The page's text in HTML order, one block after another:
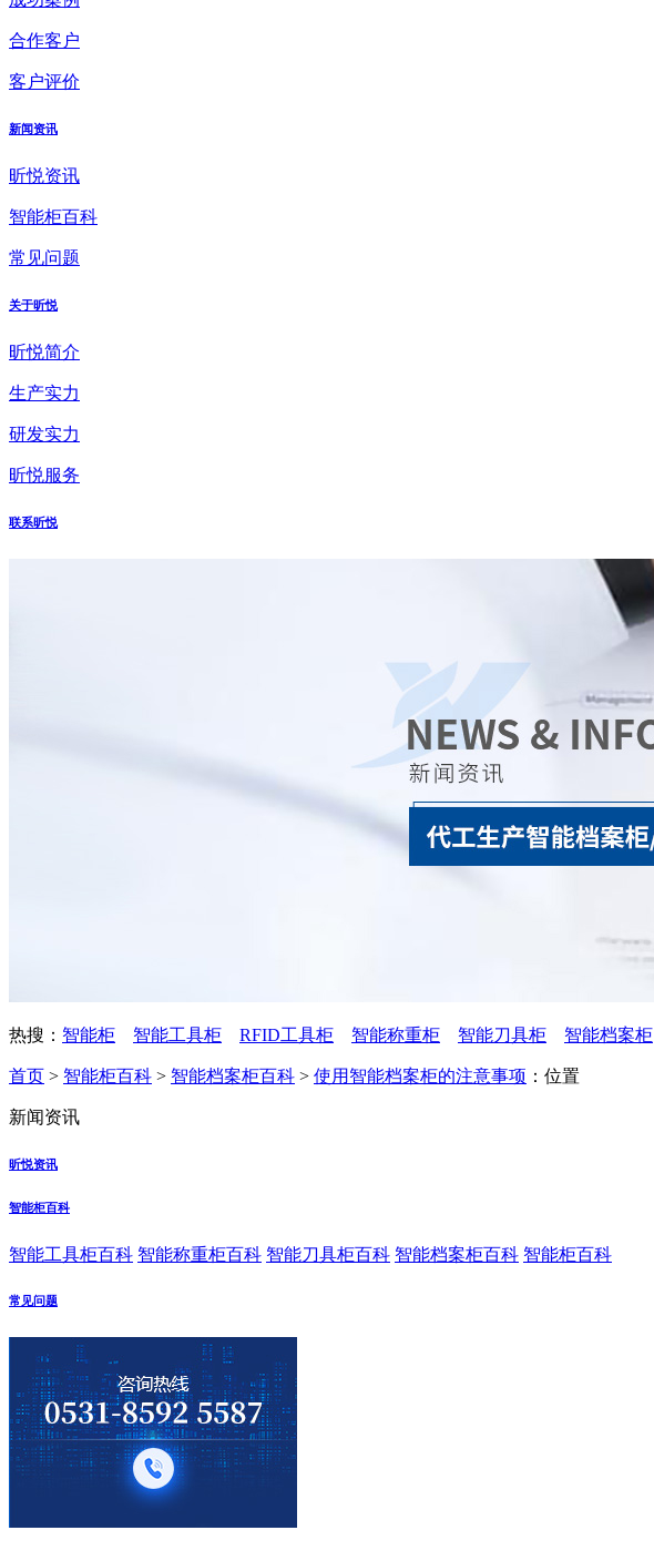
合作客户
客户评价
新闻资讯
昕悦资讯
智能柜百科
常见问题
关于昕悦
昕悦简介
生产实力
研发实力
昕悦服务
联系昕悦
热搜： 智能柜 智能工具柜 RFID工具柜 智能称重柜 智能刀具柜 智能档案柜
首页 > 智能柜百科 > 智能档案柜百科 > 使用智能档案柜的注意事项 ：位置
新闻资讯
昕悦资讯
智能柜百科
智能工具柜百科 智能称重柜百科 智能刀具柜百科 智能档案柜百科 智能柜百科
常见问题